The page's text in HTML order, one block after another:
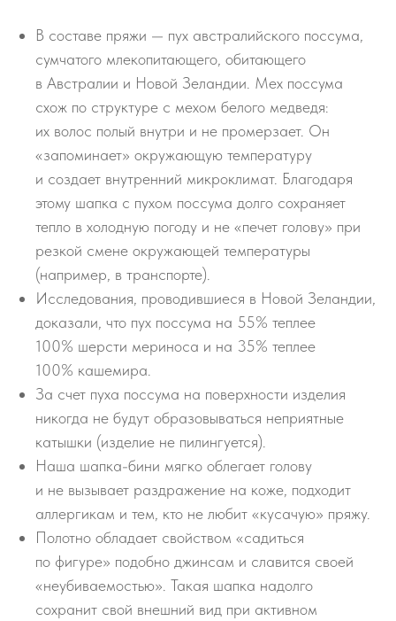
В составе пряжи — пух австралийского поссума,
сумчатого млекопитающего, обитающего
в Австралии и Новой Зеландии. Мех поссума
схож по структуре с мехом белого медведя:
их волос полый внутри и не промерзает. Он
«запоминает» окружающую температуру
и создает внутренний микроклимат. Благодаря
этому шапка с пухом поссума долго сохраняет
тепло в холодную погоду и не «печет голову» при
резкой смене окружающей температуры
(например, в транспорте).
Исследования, проводившиеся в Новой Зеландии,
доказали, что пух поссума на 55% теплее
100% шерсти мериноса и на 35% теплее
100% кашемира.
За счет пуха поссума на поверхности изделия
никогда не будут образовываться неприятные
катышки (изделие не пилингуется).
Наша шапка-бини мягко облегает голову
и не вызывает раздражение на коже, подходит
аллергикам и тем, кто не любит «кусачую» пряжу.
Полотно обладает свойством «садиться
по фигуре» подобно джинсам и славится своей
«неубиваемостью». Такая шапка надолго
сохранит свой внешний вид при активном